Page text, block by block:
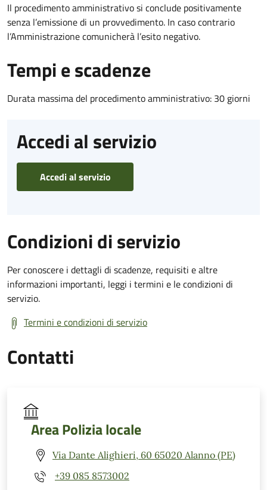
Il procedimento amministrativo si conclude positivamente
senza l’emissione di un provvedimento. In caso contrario
l’Amministrazione comunicherà l’esito negativo.
Tempi e scadenze
Durata massima del procedimento amministrativo: 30 giorni
Accedi al servizio
Accedi al servizio
Condizioni di servizio
Per conoscere i dettagli di scadenze, requisiti e altre
informazioni importanti, leggi i termini e le condizioni di
servizio.
Termini e condizioni di servizio
Contatti
Area Polizia locale
Via Dante Alighieri, 60 65020 Alanno (PE)
+39 085 8573002